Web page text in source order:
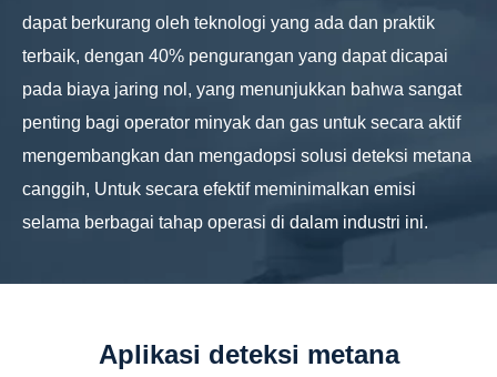
dapat berkurang oleh teknologi yang ada dan praktik
terbaik, dengan 40% pengurangan yang dapat dicapai
pada biaya jaring nol, yang menunjukkan bahwa sangat
penting bagi operator minyak dan gas untuk secara aktif
mengembangkan dan mengadopsi solusi deteksi metana
canggih, Untuk secara efektif meminimalkan emisi
selama berbagai tahap operasi di dalam industri ini.
Aplikasi deteksi metana